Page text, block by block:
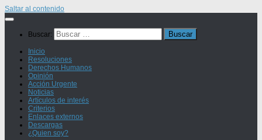
Saltar al contenido
Buscar:
Inicio
Resoluciones
Derechos Humanos
Opinión
Acción Urgente
Noticias
Artículos de interés
Criterios
Enlaces externos
Descargas
¿Quien soy?